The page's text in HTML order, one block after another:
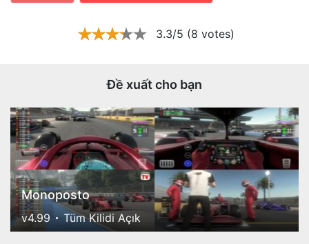
3.3/5 (8 votes)
Đề xuất cho bạn
Monoposto
v4.99 Tüm Kilidi Açık